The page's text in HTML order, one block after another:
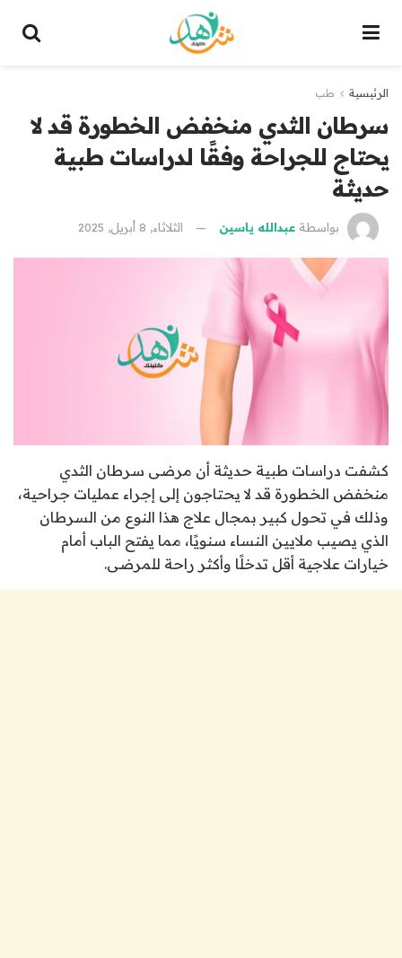
الرئيسية طب
سرطان الثدي منخفض الخطورة قد لا
يحتاج للجراحة وفقًا لدراسات طبية
حديثة
بواسطة عبدالله ياسين الثلاثاء, 8 أبريل, 2025
كشفت دراسات طبية حديثة أن مرضى سرطان الثدي
منخفض الخطورة قد لا يحتاجون إلى إجراء عمليات جراحية،
وذلك في تحول كبير بمجال علاج هذا النوع من السرطان
الذي يصيب ملايين النساء سنويًا، مما يفتح الباب أمام
خيارات علاجية أقل تدخلًا وأكثر راحة للمرضى.